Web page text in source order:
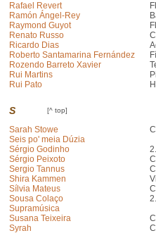
Rafael Revert
Ramón Ángel-Rey
Raymond Guyot
Renato Russo
Ricardo Dias
Roberto Santamarina Fernández
Rozendo Barreto Xavier
Rui Martins
Rui Pato
S [^ top]
Sarah Stowe
Seis po' meia Dúzia
Sérgio Godinho
Sérgio Peixoto
Sergio Tannus
Shira Kammen
Sílvia Mateus
Sousa Colaço
Supramúsica
Susana Teixeira
Syrah